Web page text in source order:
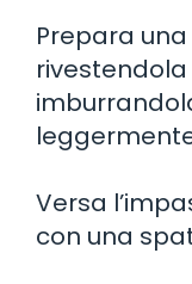
Prepara
Versa
con una